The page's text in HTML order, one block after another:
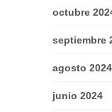
octubre
septiembre
agosto 2024
junio 2024